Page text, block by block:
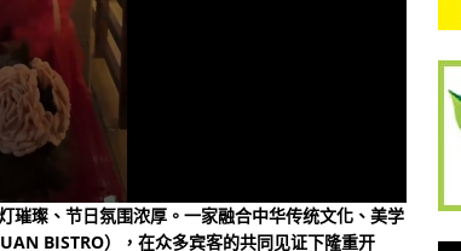
璀璨、节日氛围浓厚。一家融合中华传统文化、美学
BISTRO），在众多宾客的共同见证下隆重开